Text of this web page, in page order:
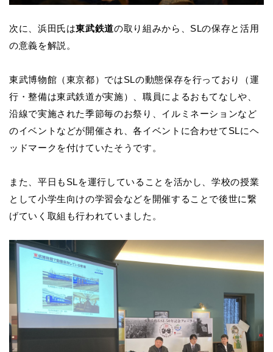
次に、浜田氏は東武鉄道の取り組みから、SLの保存と活用
の意義を解説。
東武博物館（東京都）ではSLの動態保存を行っており（運
行・整備は東武鉄道が実施）、職員によるおもてなしや、
沿線で実施された季節毎のお祭り、イルミネーションなど
のイベントなどが開催され、各イベントに合わせてSLにヘ
ッドマークを付けていたそうです。
また、平日もSLを運行していることを活かし、学校の授業
として小学生向けの学習会などを開催することで後世に繋
げていく取組も行われていました。